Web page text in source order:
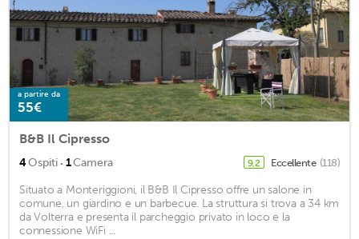
a partire da
55€
B&B Il Cipresso
4Ospiti · 1Camera 9,2 Eccellente (118)
Situato a Monteriggioni, il B&B Il Cipresso offre un salone in
comune, un giardino e un barbecue. La struttura si trova a 34 km
da Volterra e presenta il parcheggio privato in loco e la
connessione WiFi ...